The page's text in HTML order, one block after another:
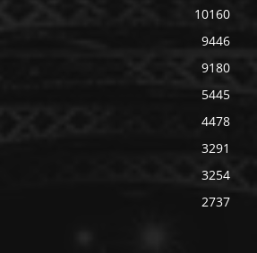
10160
9446
9180
5445
4478
3291
3254
2737